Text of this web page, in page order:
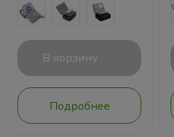
В корзину
Подробнее